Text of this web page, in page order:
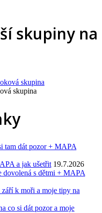
skupiny na
skupina
tam dát pozor + MAPA
a jak ušetřit 19.7.2026
dovolená s dětmi + MAPA
k moři a moje tipy na
co si dát pozor a moje